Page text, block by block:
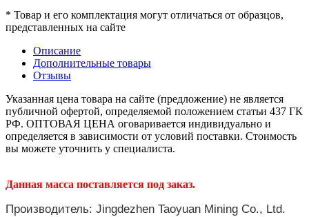
* Товар и его комплектация могут отличаться от образцов,
представленных на сайте
Описание
Дополнительные товары
Отзывы
Указанная цена товара на сайте (предложение) не является
публичной офертой, определяемой положением статьи 437 ГК
РФ. ОПТОВАЯ ЦЕНА оговаривается индивидуально и
определяется в зависимости от условий поставки. Стоимость
вы можете уточнить у специалиста.
Данная масса поставляется под заказ.
Производитель: Jingdezhen Taoyuan Mining Co., Ltd.